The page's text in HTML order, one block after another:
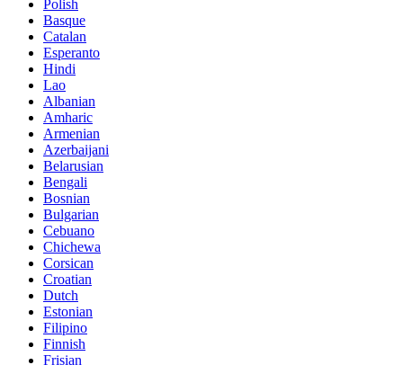
Polish
Basque
Catalan
Esperanto
Hindi
Lao
Albanian
Amharic
Armenian
Azerbaijani
Belarusian
Bengali
Bosnian
Bulgarian
Cebuano
Chichewa
Corsican
Croatian
Dutch
Estonian
Filipino
Finnish
Frisian